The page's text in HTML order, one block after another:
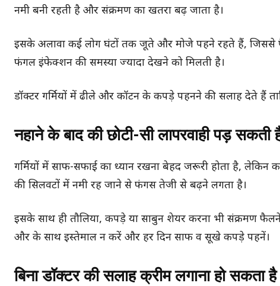
नमी बनी रहती है और संक्रमण का खतरा बढ़ जाता है।
इसके अलावा कई लोग घंटों तक जूते और मोजे पहने रहते हैं, जिससे
फंगल इंफेक्शन की समस्या ज्यादा देखने को मिलती है।
डॉक्टर गर्मियों में ढीले और कॉटन के कपड़े पहनने की सलाह देते हैं
नहाने के बाद की छोटी-सी लापरवाही पड़ सकती
गर्मियों में साफ-सफाई का ध्यान रखना बेहद जरूरी होता है,
की सिलवटों में नमी रह जाने से फंगस तेजी से बढ़ने लगता है।
इसके साथ ही तौलिया, कपड़े या साबुन शेयर करना भी संक्रमण
और के साथ इस्तेमाल न करें और हर दिन साफ व सूखे कपड़े पहनें।
बिना डॉक्टर की सलाह क्रीम लगाना हो सकता